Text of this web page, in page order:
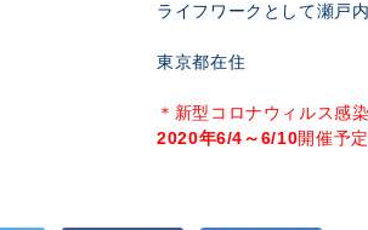
ライフワークとして瀬戸
東京都在住
＊新型コロナウィルス感
2020年6/4～6/10開催予